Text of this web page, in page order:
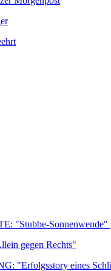
"Stubbe-Sonnenwende"
gegen Rechts"
"Erfolgsstory eines